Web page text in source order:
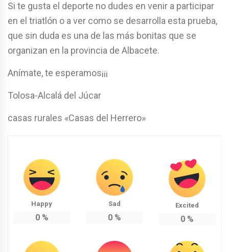
Si te gusta el deporte no dudes en venir a participar
en el triatlón o a ver como se desarrolla esta prueba,
que sin duda es una de las más bonitas que se
organizan en la provincia de Albacete.
Anímate, te esperamos¡¡¡
Tolosa-Alcalá del Júcar
casas rurales «Casas del Herrero»
Happy
0%
Sad
0%
Excited
0%